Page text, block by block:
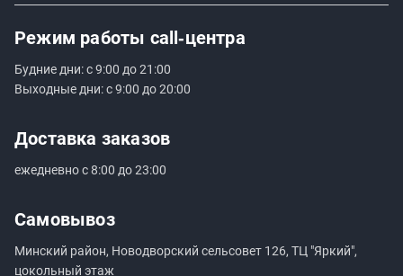
Режим работы call‑центра
Будние дни: с 9:00 до 21:00
Выходные дни: с 9:00 до 20:00
Доставка заказов
ежедневно с 8:00 до 23:00
Самовывоз
Минский район, Новодворский сельсовет 126, ТЦ "Яркий",
цокольный этаж